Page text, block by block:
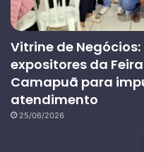
Vitrine de
expositores da
Camapuã para
atendimento
25/06/2026